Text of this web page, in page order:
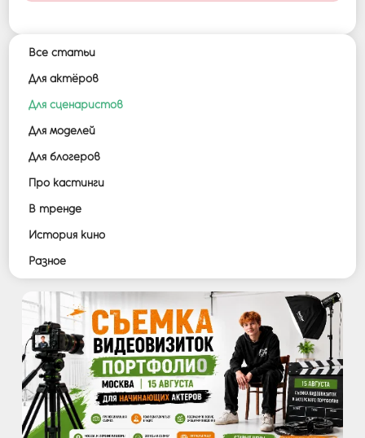
Все cтатьи
Для актёров
Для сценаристов
Для моделей
Для блогеров
Про кастинги
В тренде
История кино
Разное